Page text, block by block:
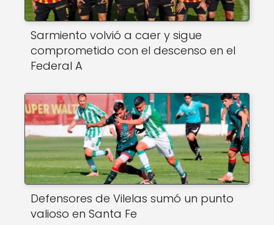
Sarmiento volvió a caer y sigue
comprometido con el descenso en el
Federal A
Defensores de Vilelas sumó un punto
valioso en Santa Fe